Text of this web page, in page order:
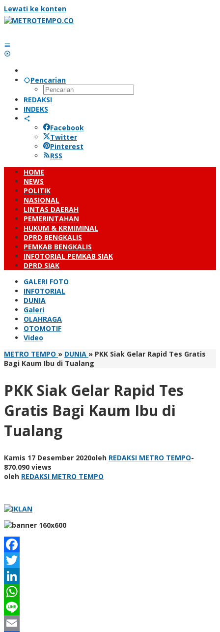
Lewati ke konten
Pencarian
REDAKSI
INDEKS
Facebook
Twitter
Pinterest
RSS
HOME
NEWS
POLITIK
NASIONAL
LINTAS DAERAH
PEMERINTAHAN
HUKUM & KRMIMINAL
DPRD BENGKALIS
PEMKAB BENGKALIS
INFOTORIAL PEMKAB SIAK
DPRD SIAK
GALERI FOTO
INFOTORIAL
DUNIA
Galeri
OLAHRAGA
OTOMOTIF
Video
METRO TEMPO » DUNIA » PKK Siak Gelar Rapid Tes Gratis
Bagi Kaum Ibu di Tualang
PKK Siak Gelar Rapid Tes
Gratis Bagi Kaum Ibu di
Tualang
Kamis 17 Desember 2020oleh REDAKSI METRO TEMPO-
870.090 views
oleh REDAKSI METRO TEMPO
Facebook
Twitter
LinkedIn
WhatsApp
Line